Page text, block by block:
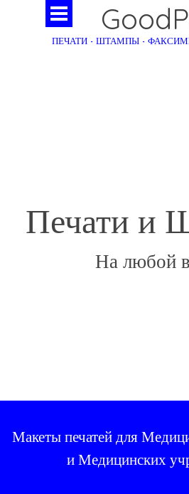
ПЕЧАТИ - ШТАМПЫ -
Печати и
На любой
Макеты печатей для
и Медицинских